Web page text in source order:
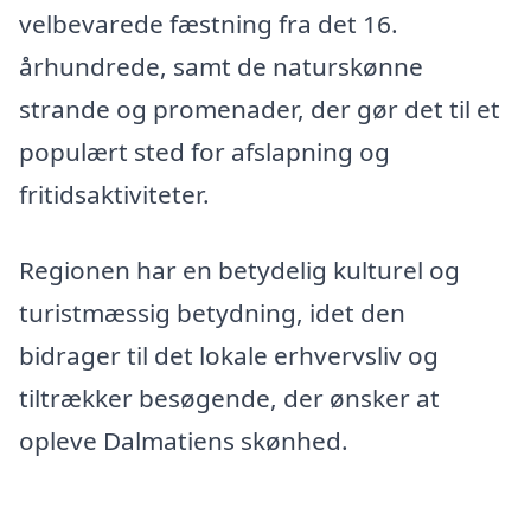
velbevarede fæstning fra det 16.
århundrede, samt de naturskønne
strande og promenader, der gør det til et
populært sted for afslapning og
fritidsaktiviteter.
Regionen har en betydelig kulturel og
turistmæssig betydning, idet den
bidrager til det lokale erhvervsliv og
tiltrækker besøgende, der ønsker at
opleve Dalmatiens skønhed.